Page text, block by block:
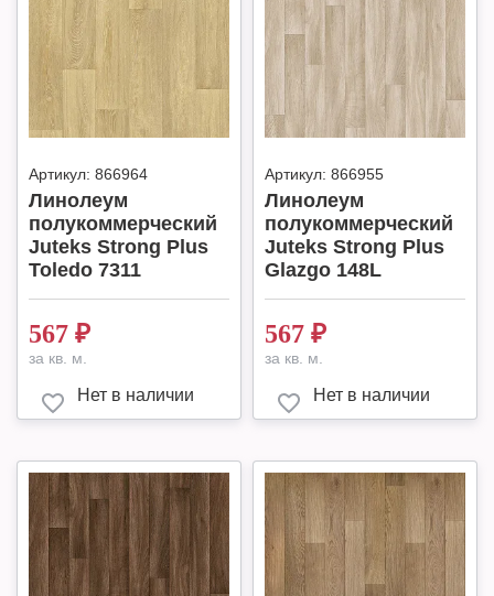
Артикул: 866964
Линолеум
полукоммерческий
Juteks Strong Plus
Toledo 7311
567 ₽
за кв. м.
Нет в наличии
Артикул: 866955
Линолеум
полукоммерческий
Juteks Strong Plus
Glazgo 148L
567 ₽
за кв. м.
Нет в наличии